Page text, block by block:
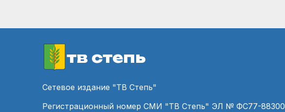
тв степь
Сетевое издание "ТВ Степь"
Регистрационный номер СМИ "ТВ Степь" ЭЛ № ФС77-88300